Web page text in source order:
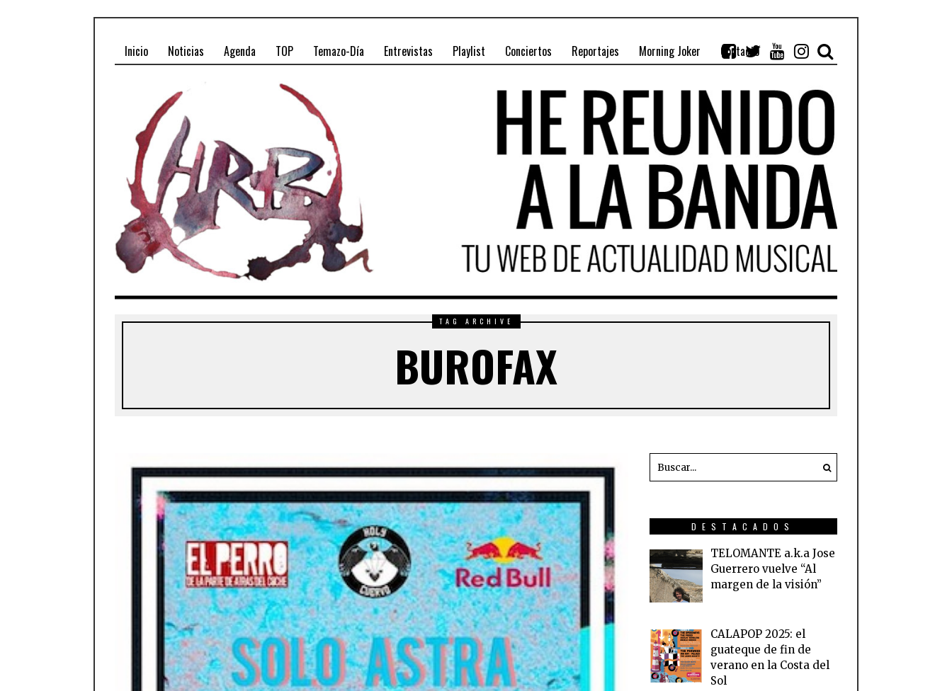
Inicio Noticias Agenda TOP Temazo-Día Entrevistas Playlist Conciertos Reportajes Morning Joker Contacto
TAG ARCHIVE
BUROFAX
DESTACADOS
TELOMANTE a.k.a Jose
Guerrero vuelve “Al
margen de la visión”
CALAPOP 2025: el
guateque de fin de
verano en la Costa del
Sol